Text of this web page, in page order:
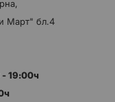
Март" бл.4
19:00ч